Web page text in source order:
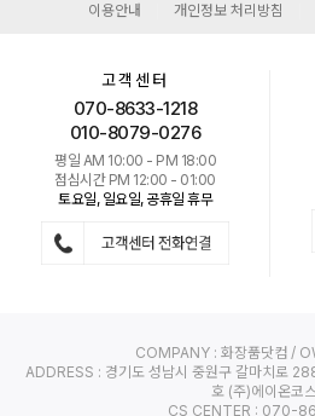
이용안내 개인정보 처리방침
고객센터
070-8633-1218
010-8079-0276
평일 AM 10:00 - PM 18:00
점심시간 PM 12:00 - 01:00
토요일, 일요일, 공휴일 휴무
COMPANY : 화장품닷컴 /
ADDRESS : 경기도 성남시 중원구 갈마치로
호 (주)에이온코
CS CENTER : 070-